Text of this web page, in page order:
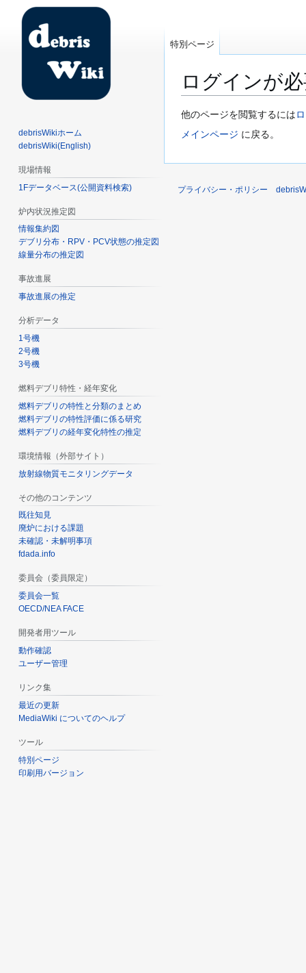
ログインが
ナ
ビ
ョ
検
索
他のページを閲覧するには
メインページ に戻る。
特別ページ
debrisWikiホーム
debrisWiki(English)
現場情報
1Fデータベース(公開資料検索)
炉内状況推定図
情報集約図
デブリ分布・RPV・PCV状態の推定図
線量分布の推定図
事故進展
事故進展の推定
分析データ
1号機
2号機
3号機
燃料デブリ特性・経年変化
燃料デブリの特性と分類のまとめ
燃料デブリの特性評価に係る研究
燃料デブリの経年変化特性の推定
環境情報（外部サイト）
放射線物質モニタリングデータ
その他のコンテンツ
既往知見
廃炉における課題
未確認・未解明事項
fdada.info
委員会（委員限定）
委員会一覧
OECD/NEA FACE
開発者用ツール
動作確認
ユーザー管理
リンク集
最近の更新
MediaWiki についてのヘルプ
ツール
特別ページ
印刷用バージョン
プライバシー・ポリシー